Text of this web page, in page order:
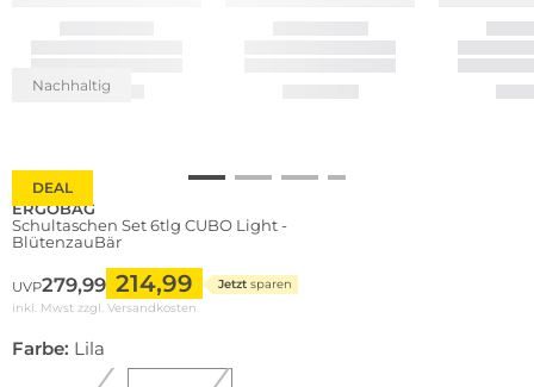
DEAL
Nachhaltig
ERGOBAG
Schultaschen Set 6tlg CUBO Light -
BlütenzauBär
UVP279,99 214,99 Jetzt sparen
inkl. Mwst zzgl. Versandkosten
Farbe: Lila